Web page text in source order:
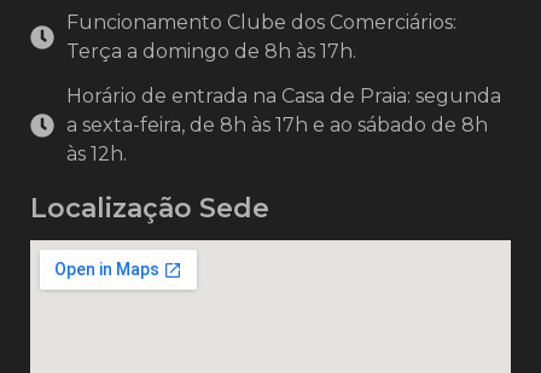
Funcionamento Clube dos Comerciários:
Terça a domingo de 8h às 17h.
Horário de entrada na Casa de Praia: segunda
a sexta-feira, de 8h às 17h e ao sábado de 8h
às 12h.
Localização Sede